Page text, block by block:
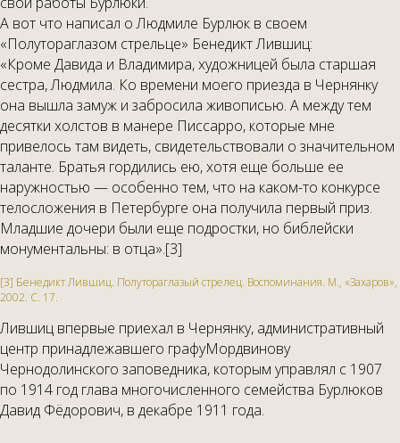
А вот что написал о Людмиле Бурлюк в своем
«Полутораглазом стрельце» Бенедикт Лившиц:
«Кроме Давида и Владимира, художницей была старшая
сестра, Людмила. Ко времени моего приезда в Чернянку
она вышла замуж и забросила живописью. А между тем
десятки холстов в манере Писсарро, которые мне
привелось там видеть, свидетельствовали о значительном
таланте. Братья гордились ею, хотя еще больше ее
наружностью — особенно тем, что на каком-то конкурсе
телосложения в Петербурге она получила первый приз.
Младшие дочери были еще подростки, но библейски
монументальны: в отца».[3]
[3] Бенедикт Лившиц. Полутораглазый стрелец. Воспоминания. М., «Захаров»,
2002. С. 17.
Лившиц впервые приехал в Чернянку, административный
центр принадлежавшего графуМордвинову
Чернодолинского заповедника, которым управлял с 1907
по 1914 год глава многочисленного семейства Бурлюков
Давид Фёдорович, в декабре 1911 года.